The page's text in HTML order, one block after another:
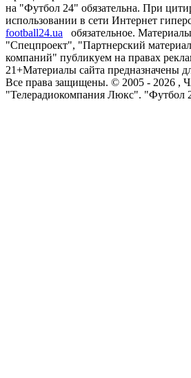
на "Футбол 24" обязательна. При
использовании в сети Интернет
football24.ua
обязательное.
"Спецпроект", "Партнерский
компаний" публикуем на правах
21+Материалы сайта предназначены
Все права защищены. © 2005 - 2026 ,
"Телерадиокомпания Люкс". "Футбол